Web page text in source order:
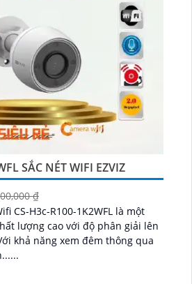
SẮC NÉT WIFI EZVIZ
₫
CS-H3c-R100-1K2WFL là một
lượng cao với độ phân giải lên